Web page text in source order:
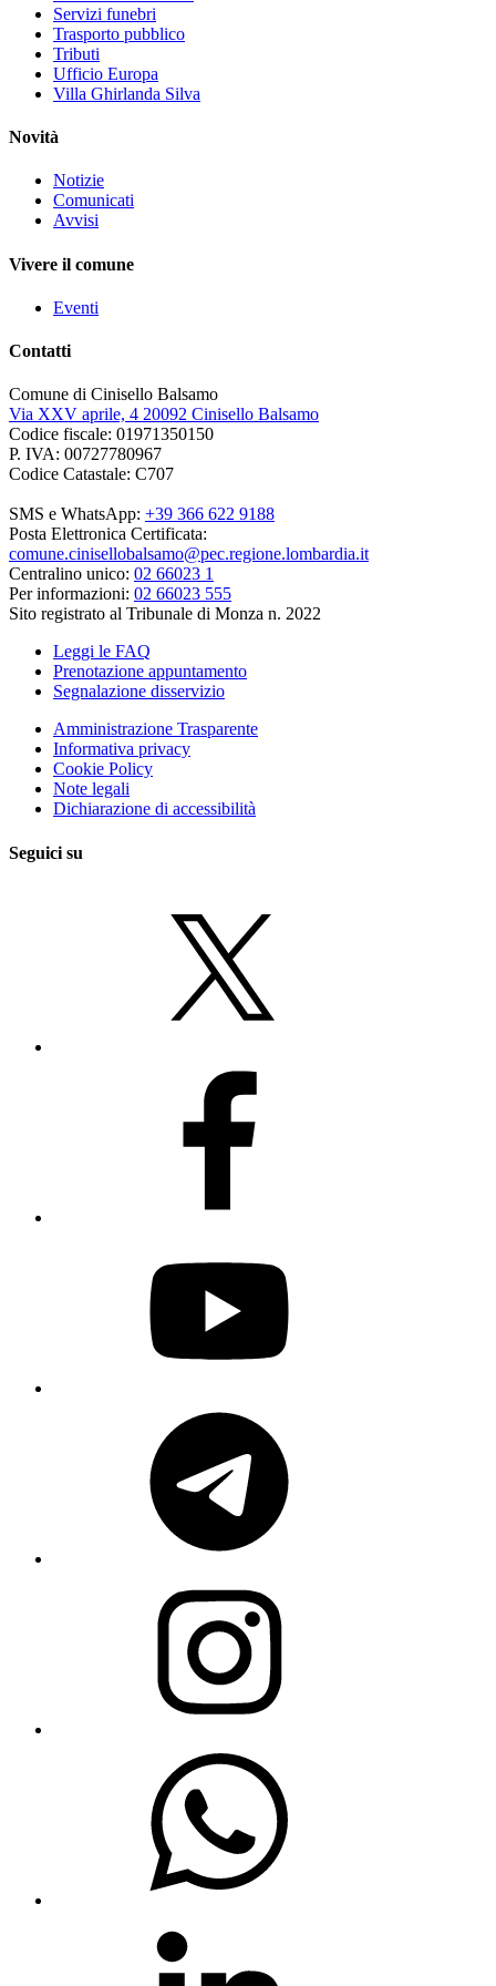
Servizi funebri
Trasporto pubblico
Tributi
Ufficio Europa
Villa Ghirlanda Silva
Novità
Notizie
Comunicati
Avvisi
Vivere il comune
Eventi
Contatti
Comune di Cinisello Balsamo
Via XXV aprile, 4 20092 Cinisello Balsamo
Codice fiscale: 01971350150
P. IVA: 00727780967
Codice Catastale: C707
SMS e WhatsApp: +39 366 622 9188
Posta Elettronica Certificata:
comune.cinisellobalsamo@pec.regione.lombardia.it
Centralino unico: 02 66023 1
Per informazioni: 02 66023 555
Sito registrato al Tribunale di Monza n. 2022
Leggi le FAQ
Prenotazione appuntamento
Segnalazione disservizio
Amministrazione Trasparente
Informativa privacy
Cookie Policy
Note legali
Dichiarazione di accessibilità
Seguici su